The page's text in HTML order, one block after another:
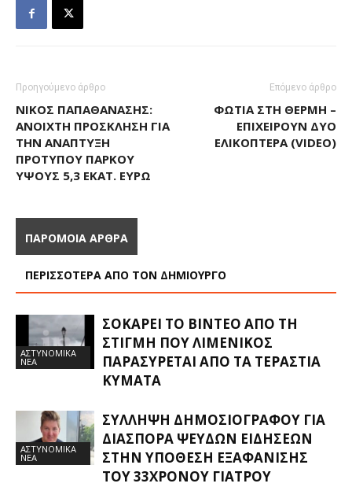
Προηγούμενο άρθρο
ΝΊΚΟΣ ΠΑΠΑΘΑΝΆΣΗΣ:
ΑΝΟΙΧΤΉ ΠΡΌΣΚΛΗΣΗ ΓΙΑ
ΤΗΝ ΑΝΆΠΤΥΞΗ
ΠΡΌΤΥΠΟΥ ΠΆΡΚΟΥ
ΎΨΟΥΣ 5,3 ΕΚΑΤ. ΕΥΡΏ
Επόμενο άρθρο
ΦΩΤΙΆ ΣΤΗ ΘΈΡΜΗ –
ΕΠΙΧΕΙΡΟΎΝ ΔΎΟ
ΕΛΙΚΌΠΤΕΡΑ (VIDEO)
ΠΑΡΟΜΟΙΑ ΑΡΘΡΑ
ΠΕΡΙΣΣΟΤΕΡΑ ΑΠΟ ΤΟΝ ΔΗΜΙΟΥΡΓΟ
ΑΣΤΥΝΟΜΙΚΑ
ΝΕΑ
ΣΟΚΆΡΕΙ ΤΟ ΒΊΝΤΕΟ ΑΠΌ ΤΗ
ΣΤΙΓΜΉ ΠΟΥ ΛΙΜΕΝΙΚΌΣ
ΠΑΡΑΣΎΡΕΤΑΙ ΑΠΌ ΤΑ ΤΕΡΆΣΤΙΑ
ΚΎΜΑΤΑ
ΑΣΤΥΝΟΜΙΚΑ
ΝΕΑ
ΣΎΛΛΗΨΗ ΔΗΜΟΣΙΟΓΡΆΦΟΥ ΓΙΑ
ΔΙΑΣΠΟΡΆ ΨΕΥΔΏΝ ΕΙΔΉΣΕΩΝ
ΣΤΗΝ ΥΠΌΘΕΣΗ ΕΞΑΦΆΝΙΣΗΣ
ΤΟΥ 33ΧΡΟΝΟΥ ΓΙΑΤΡΟΎ